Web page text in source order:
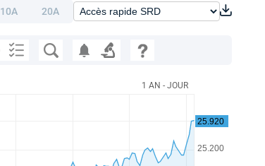
10A 20A
1 AN - JOUR